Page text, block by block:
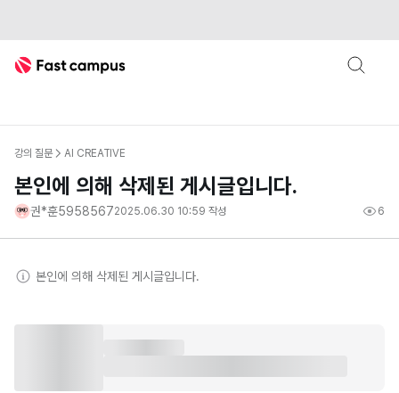
Fast Campus
강의 질문 AI CREATIVE
본인에 의해 삭제된 게시글입니다.
권*훈59585672025.06.30 10:59 작성 6
본인에 의해 삭제된 게시글입니다.